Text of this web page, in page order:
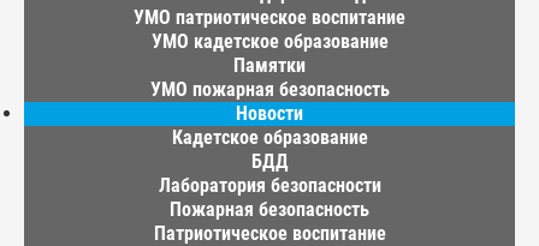
УМО патриотическое воспитание
УМО кадетское образование
Памятки
УМО пожарная безопасность
Новости
Кадетское образование
БДД
Лаборатория безопасности
Пожарная безопасность
Патриотическое воспитание